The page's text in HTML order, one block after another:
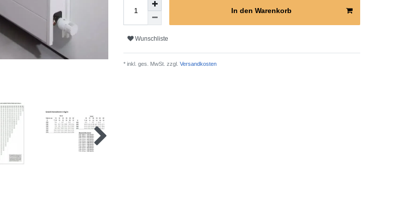
In den Warenkorb
Wunschliste
* inkl. ges. MwSt. zzgl. Versandkosten